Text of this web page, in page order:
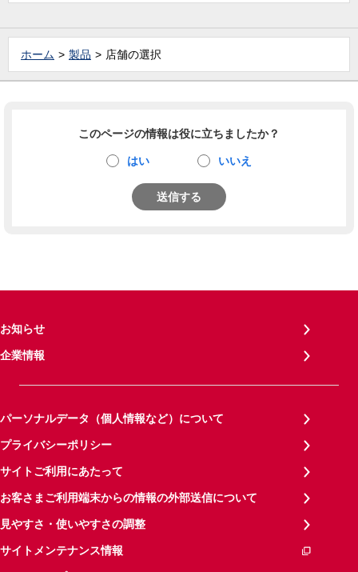
ホーム 製品 店舗の選択
このページの情報は役に立ちましたか？
はい いいえ
送信する
お知らせ
企業情報
パーソナルデータ（個人情報など）について
プライバシーポリシー
サイトご利用にあたって
お客さまご利用端末からの情報の外部送信について
見やすさ・使いやすさの調整
サイトメンテナンス情報